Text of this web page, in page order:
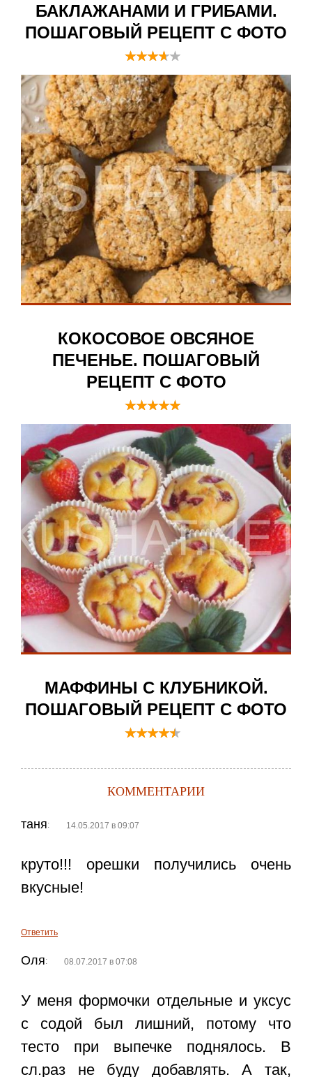
БАКЛАЖАНАМИ И ГРИБАМИ.
ПОШАГОВЫЙ РЕЦЕПТ С ФОТО
КОКОСОВОЕ ОВСЯНОЕ
ПЕЧЕНЬЕ. ПОШАГОВЫЙ
РЕЦЕПТ С ФОТО
МАФФИНЫ С КЛУБНИКОЙ.
ПОШАГОВЫЙ РЕЦЕПТ С ФОТО
КОММЕНТАРИИ
таня: 14.05.2017 в 09:07
круто!!! орешки получились очень
вкусные!
Ответить
Оля: 08.07.2017 в 07:08
У меня формочки отдельные и уксус
с содой был лишний, потому что
тесто при выпечке поднялось. В
сл.раз не буду добавлять. А так,